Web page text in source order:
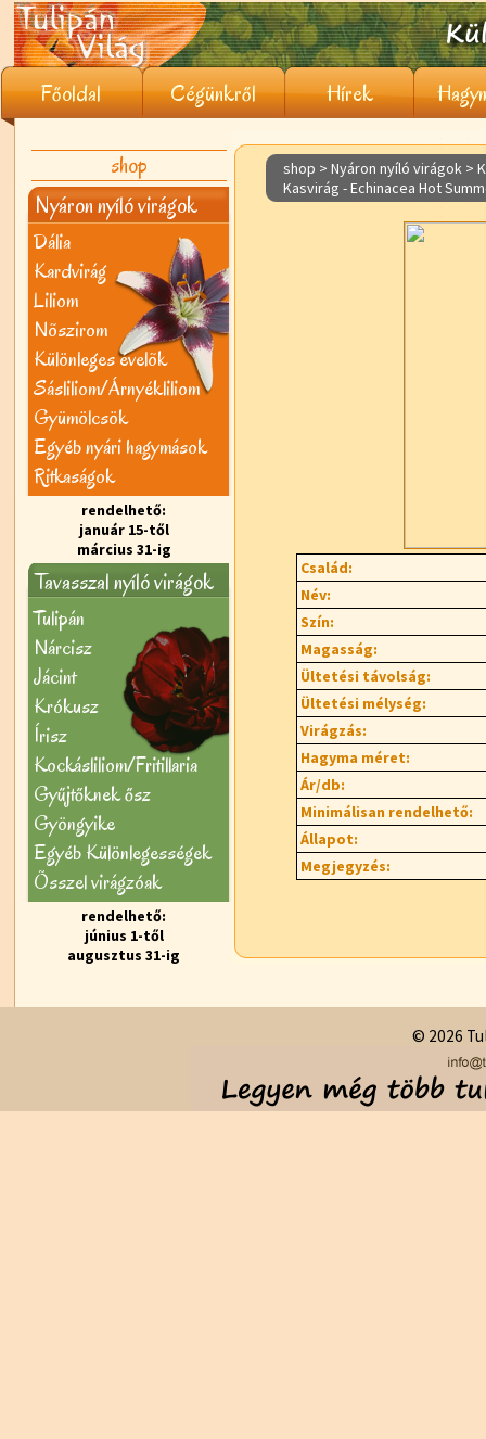
Főoldal Cégünkről Hírek
shop
Nyáron nyíló virágok
Dália
Kardvirág
Liliom
Nõszirom
Különleges évelõk
Sásliliom/Árnyékliliom
Gyümölcsök
Egyéb nyári hagymások
Ritkaságok
rendelhető:
január 15-től
március 31-ig
Tavasszal nyíló virágok
Tulipán
Nárcisz
Jácint
Krókusz
Írisz
Kockásliliom/Fritillaria
Gyűjtőknek ősz
Gyöngyike
Egyéb Különlegességek
Õsszel virágzóak
rendelhető:
június 1-től
augusztus 31-ig
shop > Nyáron nyíló virágok >
Kasvirág - Echinacea Hot
Család:
Név:
Szín:
Magasság:
Ültetési távolság:
Ültetési mélység:
Virágzás:
Hagyma méret:
Ár/db:
Minimálisan rendelhető:
Állapot:
Megjegyzés:
© 2026